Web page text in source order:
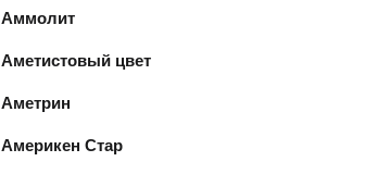
Аммолит
Аметистовый цвет
Аметрин
Америкен Стар